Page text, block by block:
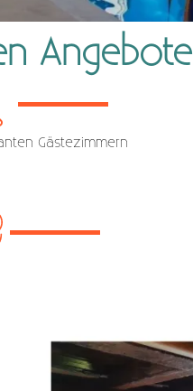
Angebote
Gästezimmern